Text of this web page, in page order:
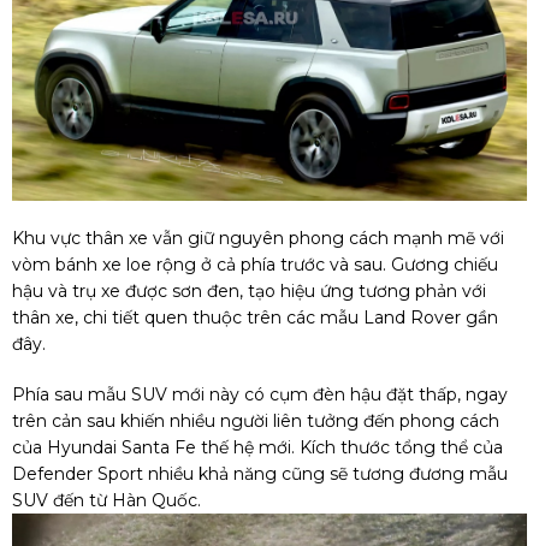
Khu vực thân xe vẫn giữ nguyên phong cách mạnh mẽ với
vòm bánh xe loe rộng ở cả phía trước và sau. Gương chiếu
hậu và trụ xe được sơn đen, tạo hiệu ứng tương phản với
thân xe, chi tiết quen thuộc trên các mẫu Land Rover gần
đây.
Phía sau mẫu SUV mới này có cụm đèn hậu đặt thấp, ngay
trên cản sau khiến nhiều người liên tưởng đến phong cách
của Hyundai Santa Fe thế hệ mới. Kích thước tổng thể của
Defender Sport nhiều khả năng cũng sẽ tương đương mẫu
SUV đến từ Hàn Quốc.